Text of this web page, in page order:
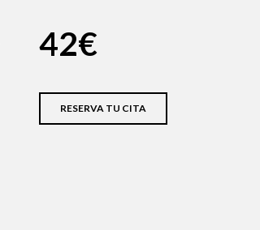
42€
RESERVA TU CITA